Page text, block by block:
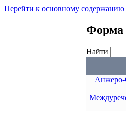
Перейти к основному содержанию
Форма
Найти